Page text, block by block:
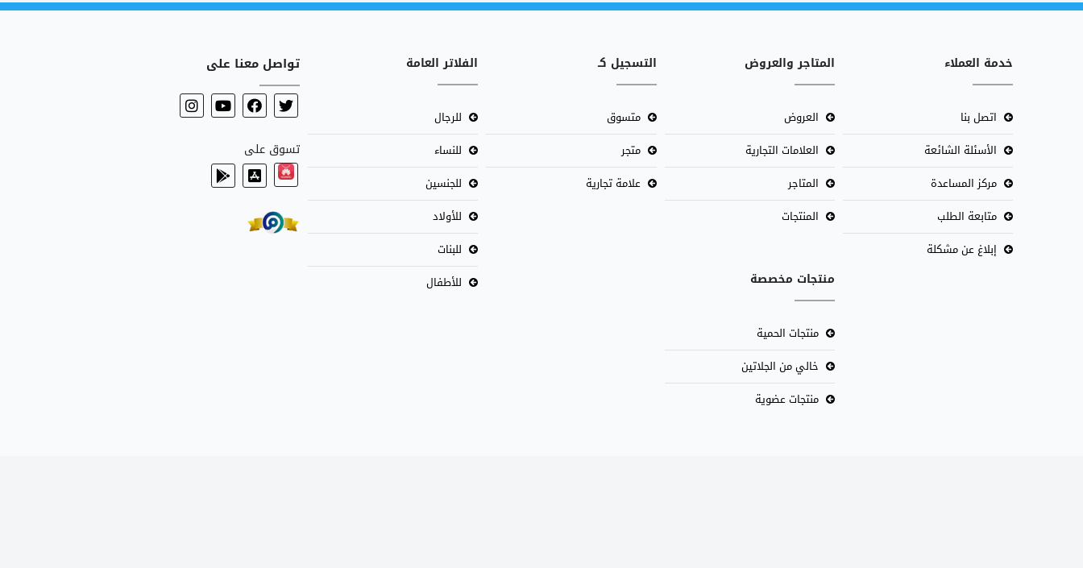
خدمة العملاء
اتصل بنا
الأسئلة الشائعة
مركز المساعدة
متابعة الطلب
إبلاغ عن مشكلة
المتاجر والعروض
العروض
العلامات التجارية
المتاجر
المنتجات
منتجات مخصصة
منتجات الحمية
خالي من الجلاتين
منتجات عضوية
التسجيل كـ
متسوق
متجر
علامة تجارية
الفلاتر العامة
للرجال
للنساء
للجنسين
للأولاد
للبنات
للأطفال
تواصل معنا على
تسوق على